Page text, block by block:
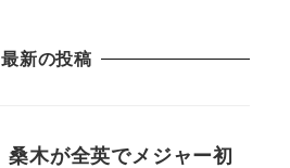
最新の投稿
桑木が全英でメジャー初